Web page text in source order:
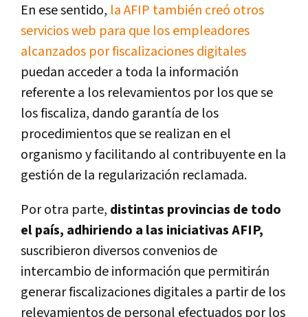
En ese sentido, la AFIP también creó otros
servicios web para que los empleadores
alcanzados por fiscalizaciones digitales
puedan acceder a toda la información
referente a los relevamientos por los que se
los fiscaliza, dando garantía de los
procedimientos que se realizan en el
organismo y facilitando al contribuyente en la
gestión de la regularización reclamada.
Por otra parte, distintas provincias de todo
el país, adhiriendo a las iniciativas AFIP,
suscribieron diversos convenios de
intercambio de información que permitirán
generar fiscalizaciones digitales a partir de los
relevamientos de personal efectuados por los